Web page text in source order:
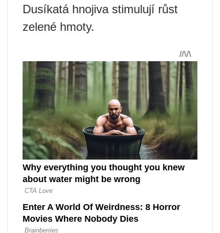
Dusíkatá hnojiva stimulují růst
zelené hmoty.